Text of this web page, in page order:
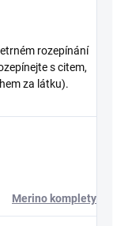
rozepínání
s citem,
za látku).
Merino komplety